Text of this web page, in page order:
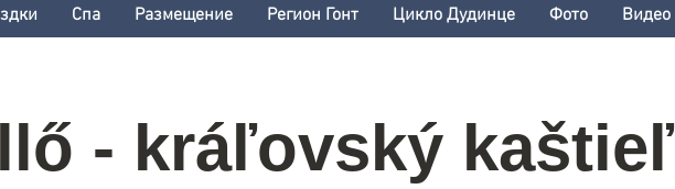
Cпа Размещение Регион Гонт Цикло Дудинце Фото Bидео
- kráľovský kaštieľ